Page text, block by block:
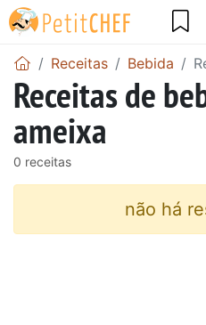
Receitas Bebida
Receitas de
ameixa
0 receitas
não há